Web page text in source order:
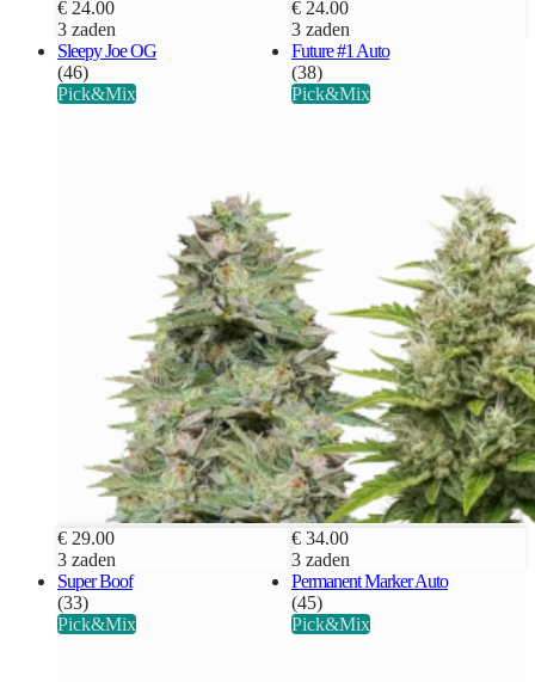
€ 24.00
3 zaden
€ 24.00
3 zaden
Sleepy Joe OG
(46)
Pick&Mix
€ 29.00
3 zaden
Future #1 Auto
(38)
Pick&Mix
€ 34.00
3 zaden
Super Boof
(33)
Pick&Mix
Permanent Marker Auto
(45)
Pick&Mix